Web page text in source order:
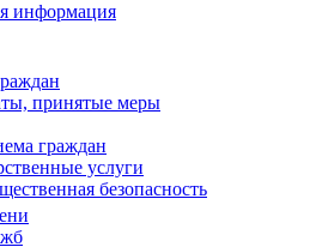
информация
принятые меры
граждан
услуги
безопасность